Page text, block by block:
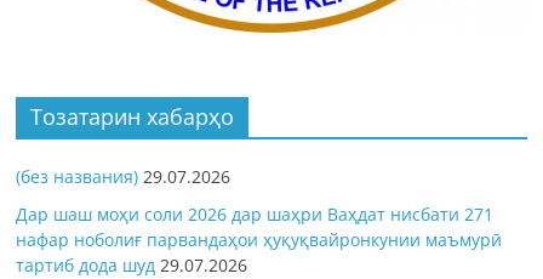
Тозатарин хабарҳо
(без названия) 29.07.2026
Дар шаш моҳи соли 2026 дар шаҳри Ваҳдат нисбати 271
нафар ноболиғ парвандаҳои ҳуқуқвайронкунии маъмурӣ
тартиб дода шуд 29.07.2026